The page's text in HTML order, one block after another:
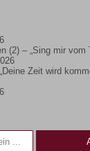
(2) – „Sing mir vom
Zeit wird